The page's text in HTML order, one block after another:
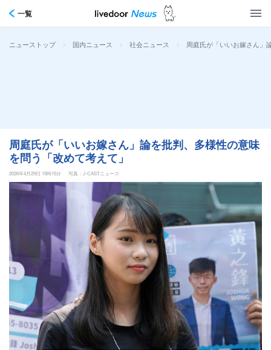
一覧
ニューストップ > 国内ニュース > 社会ニュース > 周庭氏が「いいお嫁さん」
周庭氏が「いいお嫁さん」論を批判、多様性の意味
を問う「改めて考えて」
2026年4月29日 15時15分 写真：J-CASTニュース